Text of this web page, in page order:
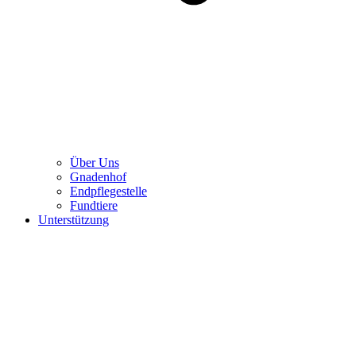
Über Uns
Gnadenhof
Endpflegestelle
Fundtiere
Unterstützung